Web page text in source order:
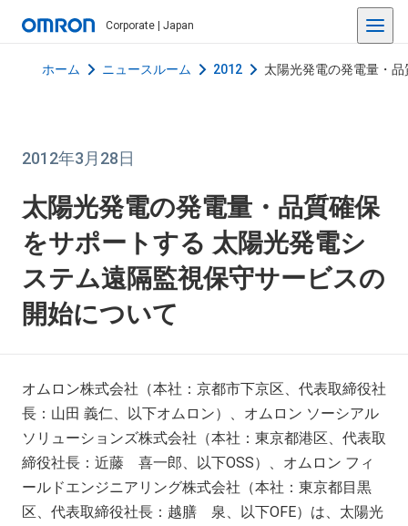
Corporate | Japan
ホーム ニュースルーム 2012 太陽光発電の発電量・
2012年3月28日
太陽光発電の発電量・品質確保
をサポートする 太陽光発電シ
ステム遠隔監視保守サービスの
開始について
オムロン株式会社（本社：京都市下京区、代表取締役社
長：山田 義仁、以下オムロン）、オムロン ソーシアル
ソリューションズ株式会社（本社：東京都港区、代表取
締役社長：近藤 喜一郎、以下OSS）、オムロン フィ
ールドエンジニアリング株式会社（本社：東京都目黒
区、代表取締役社長：越膳 泉、以下OFE）は、太陽光